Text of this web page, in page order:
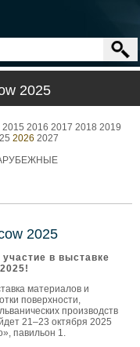
2025
2015 2016 2017 2018 2019
2026 2027
2025
в выставке
материалов и
поверхности,
производств
21–23 октября 2025
павильон 1.